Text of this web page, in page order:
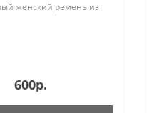
женский ремень из
600р.